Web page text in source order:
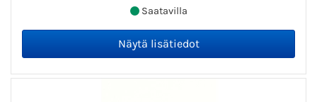
Saatavilla